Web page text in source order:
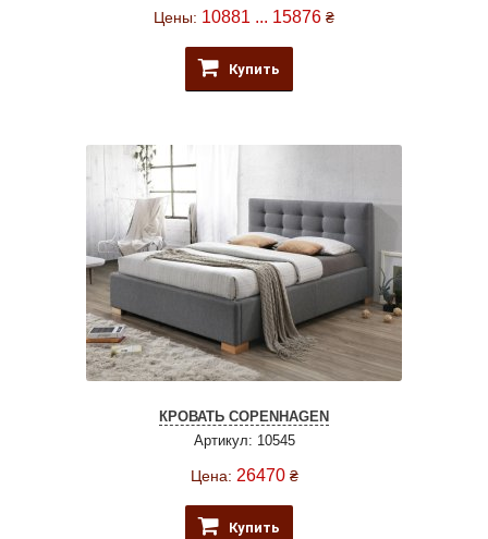
Цены: 10881 ... 15876 ₴
Купить
КРОВАТЬ COPENHAGEN
Артикул: 10545
Цена: 26470 ₴
Купить